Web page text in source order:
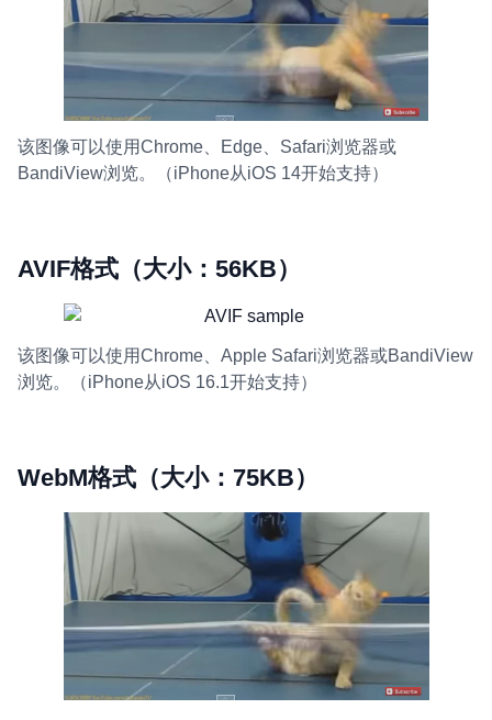
该图像可以使用Chrome、Edge、Safari浏览器或
BandiView浏览。（iPhone从iOS 14开始支持）
AVIF格式（大小：56KB）
该图像可以使用Chrome、Apple Safari浏览器或BandiView
浏览。（iPhone从iOS 16.1开始支持）
WebM格式（大小：75KB）